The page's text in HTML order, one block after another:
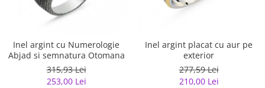
Inel argint cu Numerologie
Abjad si semnatura Otomana
315,93 Lei
253,00 Lei
Inel argint placat cu aur pe
exterior
277,59 Lei
210,00 Lei